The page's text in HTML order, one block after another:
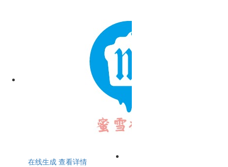
在线生成 查看详情